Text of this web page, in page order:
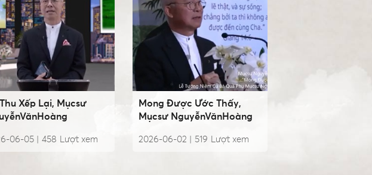
Xếp Lại, Mụcsư
06-05 | Lượt xem
458
Mong Được Ước Thấy,
Mụcsư NguyễnVănHoàng
2026-06-02 | Lượt xem
519